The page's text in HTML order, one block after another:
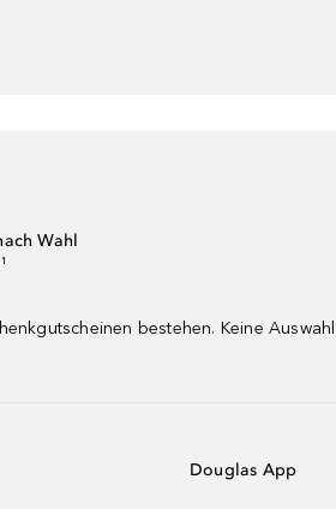
Wahl
bestehen. Keine
Douglas App